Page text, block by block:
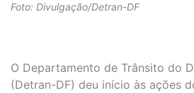
Foto: Divulgação/Detran-DF
O Departamento de Trânsito do
(Detran-DF) deu início às ações